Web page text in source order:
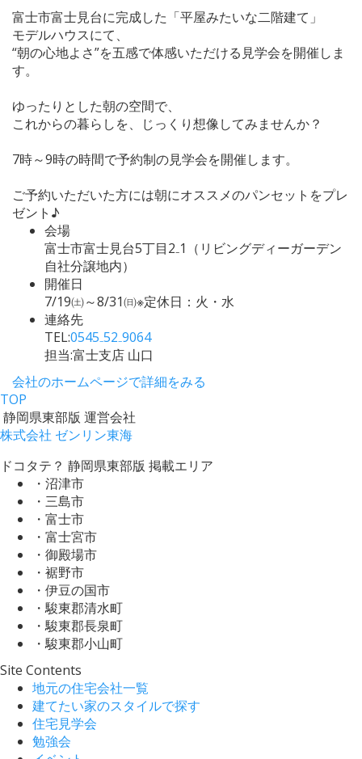
富士市富士見台に完成した「平屋みたいな二階建て」
モデルハウスにて、
“朝の心地よさ”を五感で体感いただける見学会を開催しま
す。
ゆったりとした朝の空間で、
これからの暮らしを、じっくり想像してみませんか？
7時～9時の時間で予約制の見学会を開催します。
ご予約いただいた方には朝にオススメのパンセットをプレ
ゼント♪
会場
富士市富士見台5丁目2₋1（リビングディーガーデン
自社分譲地内）
開催日
7/19㈯～8/31㈰※定休日：火・水
連絡先
TEL:0545₋52₋9064
担当:富士支店 山口
会社のホームページで詳細をみる
TOP
静岡県東部版 運営会社
株式会社 ゼンリン東海
ドコタテ？ 静岡県東部版 掲載エリア
・沼津市
・三島市
・富士市
・富士宮市
・御殿場市
・裾野市
・伊豆の国市
・駿東郡清水町
・駿東郡長泉町
・駿東郡小山町
Site Contents
地元の住宅会社一覧
建てたい家のスタイルで探す
住宅見学会
勉強会